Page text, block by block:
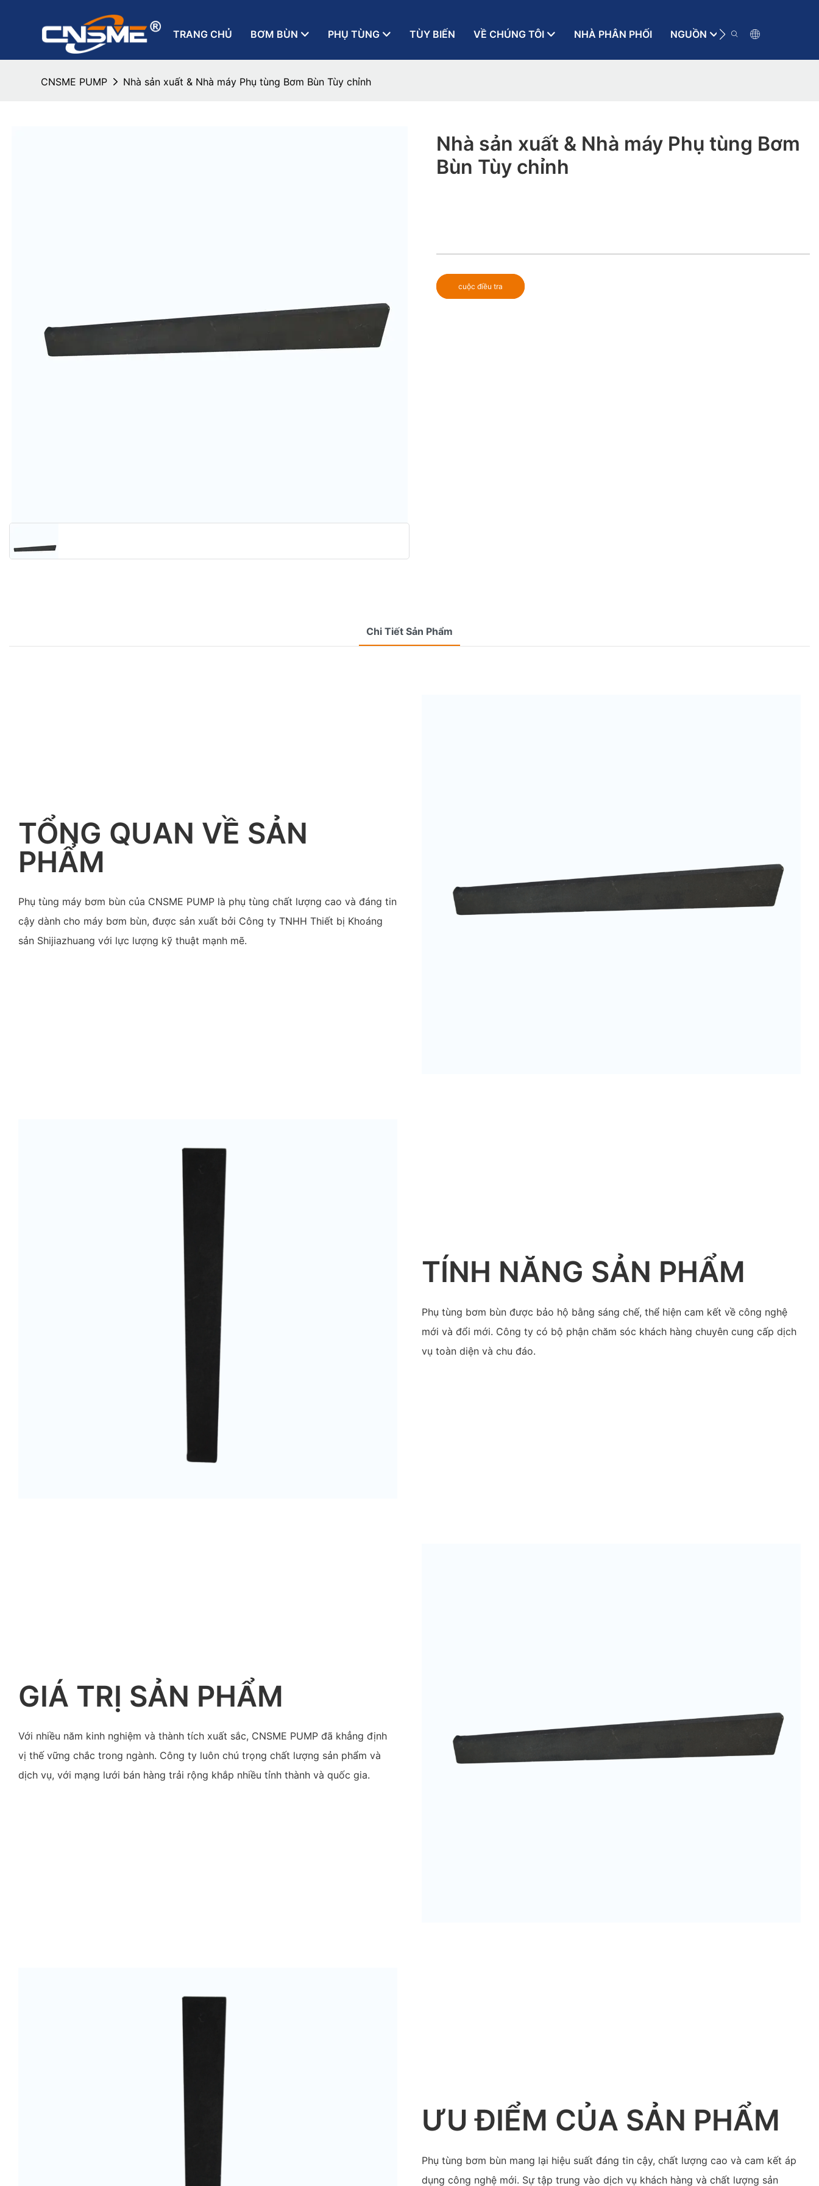
TRANG CHỦ BƠM BÙN PHỤ TÙNG TÙY BIẾN VỀ CHÚNG TÔI NHÀ PHÂN PHỐI NGUỒN LIÊN HỆ VỚI
CNSME PUMP Nhà sản xuất & Nhà máy Phụ tùng Bơm Bùn Tùy chỉnh
Nhà sản xuất & Nhà máy Phụ tùng Bơm
Bùn Tùy chỉnh
cuộc điều tra
Chi Tiết Sản Phẩm
TỔNG QUAN VỀ SẢN
PHẨM
Phụ tùng máy bơm bùn của CNSME PUMP là phụ tùng chất lượng cao và đáng tin
cậy dành cho máy bơm bùn, được sản xuất bởi Công ty TNHH Thiết bị Khoáng
sản Shijiazhuang với lực lượng kỹ thuật mạnh mẽ.
TÍNH NĂNG SẢN PHẨM
Phụ tùng bơm bùn được bảo hộ bằng sáng chế, thể hiện cam kết về công nghệ
mới và đổi mới. Công ty có bộ phận chăm sóc khách hàng chuyên cung cấp dịch
vụ toàn diện và chu đáo.
GIÁ TRỊ SẢN PHẨM
Với nhiều năm kinh nghiệm và thành tích xuất sắc, CNSME PUMP đã khẳng định
vị thế vững chắc trong ngành. Công ty luôn chú trọng chất lượng sản phẩm và
dịch vụ, với mạng lưới bán hàng trải rộng khắp nhiều tỉnh thành và quốc gia.
ƯU ĐIỂM CỦA SẢN PHẨM
Phụ tùng bơm bùn mang lại hiệu suất đáng tin cậy, chất lượng cao và cam kết áp
dụng công nghệ mới. Sự tập trung vào dịch vụ khách hàng và chất lượng sản